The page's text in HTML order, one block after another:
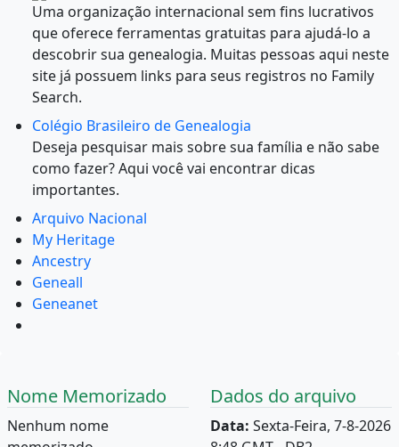
Uma organização internacional sem fins lucrativos
que oferece ferramentas gratuitas para ajudá-lo a
descobrir sua genealogia. Muitas pessoas aqui neste
site já possuem links para seus registros no Family
Search.
Colégio Brasileiro de Genealogia
Deseja pesquisar mais sobre sua família e não sabe
como fazer? Aqui você vai encontrar dicas
importantes.
Arquivo Nacional
My Heritage
Ancestry
Geneall
Geneanet
Nome Memorizado
Nenhum nome
Dados do arquivo
Data: Sexta-Feira, 7-8-2026